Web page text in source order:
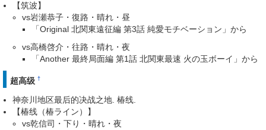
【筑波】
vs岩瀬恭子・復路・晴れ・昼
「Original 北関東遠征編 第3話 純愛モチベーション」から
vs高橋啓介・往路・晴れ・夜
「Another 最終局面編 第1話 北関東最速 火の玉ボーイ」から
超高级 †
神奈川地区最后的决战之地. 椿线.
【椿线（椿ライン）】
vs乾信司・下り・晴れ・夜